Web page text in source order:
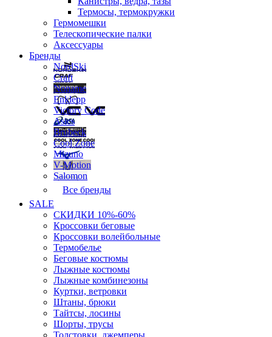
Термосы, термокружки
Гермомешки
Телескопические палки
Аксессуары
Бренды
NordSki
Craft
Noname
Enklepp
Victory Code
Asics
Brubeck
Cool Zone
Mizuno
V-Motion
Salomon
Все бренды
SALE
СКИДКИ 10%-60%
Кроссовки беговые
Кроссовки волейбольные
Термобелье
Беговые костюмы
Лыжные костюмы
Лыжные комбинезоны
Куртки, ветровки
Штаны, брюки
Тайтсы, лосины
Шорты, трусы
Толстовки, джемперы